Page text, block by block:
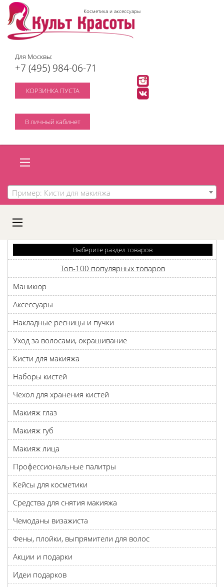
Косметика и аксессуары
Для Москвы:
+7 (495) 984-06-71
КОРЗИНКА ПУСТА
В личный кабинет
Пример: Кисти для макияжа
A
C
D
Выберите раздел товаров
Топ-100 популярных товаров
Маникюр
Аксессуары
Накладные ресницы и пучки
Уход за волосами, окрашивание
Кисти для макияжа
Наборы кистей
Чехол для хранения кистей
Макияж глаз
Макияж губ
Макияж лица
Профессиональные палитры
Кейсы для косметики
Средства для снятия макияжа
Чемоданы визажиста
Фены, плойки, выпрямители для волос
Акции и подарки
Идеи подарков